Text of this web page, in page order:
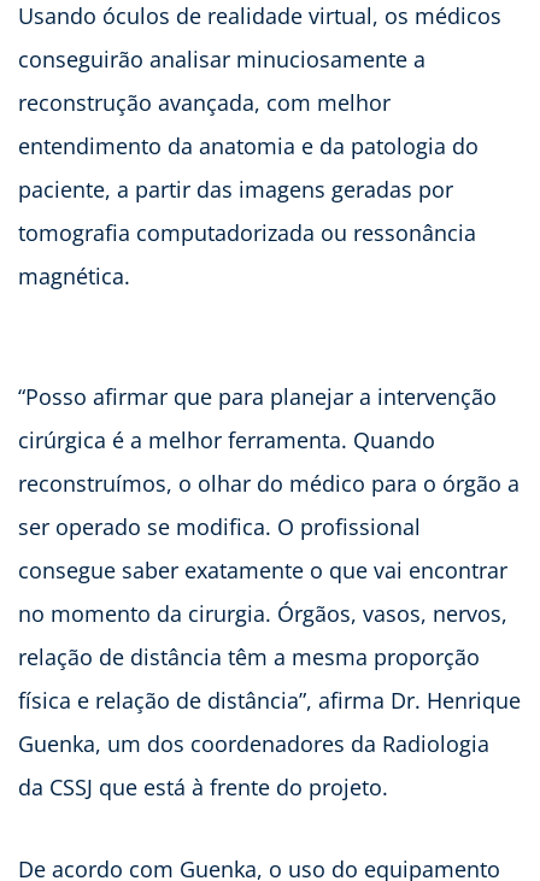
Usando óculos de realidade virtual, os médicos
conseguirão analisar minuciosamente a
reconstrução avançada, com melhor
entendimento da anatomia e da patologia do
paciente, a partir das imagens geradas por
tomografia computadorizada ou ressonância
magnética.
“Posso afirmar que para planejar a intervenção
cirúrgica é a melhor ferramenta. Quando
reconstruímos, o olhar do médico para o órgão a
ser operado se modifica. O profissional
consegue saber exatamente o que vai encontrar
no momento da cirurgia. Órgãos, vasos, nervos,
relação de distância têm a mesma proporção
física e relação de distância”, afirma Dr. Henrique
Guenka, um dos coordenadores da Radiologia
da CSSJ que está à frente do projeto.
De acordo com Guenka, o uso do equipamento